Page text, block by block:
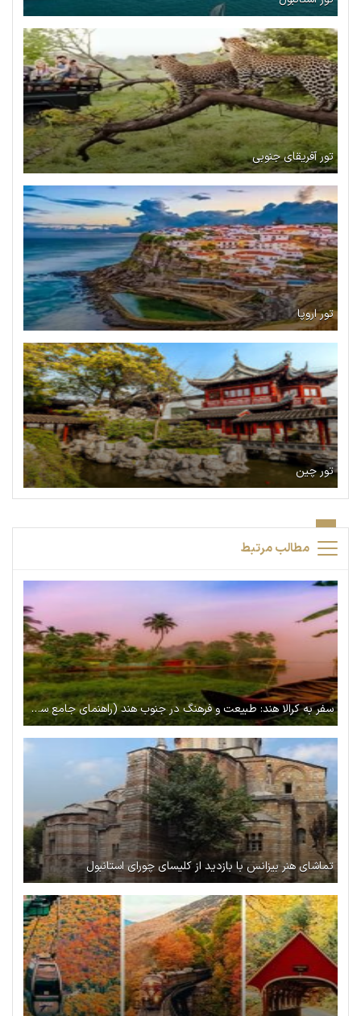
تور آفریقای جنوبی
تور اروپا
تور چین
مطالب مرتبط
سفر به کرالا هند: طبیعت و فرهنگ در جنوب هند (راهنمای جامع سفر به کرالا هند)
تماشای هنر بیزانس با بازدید از کلیسای چورای استانبول